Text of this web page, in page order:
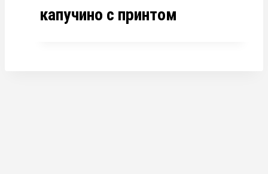
капучино с принтом